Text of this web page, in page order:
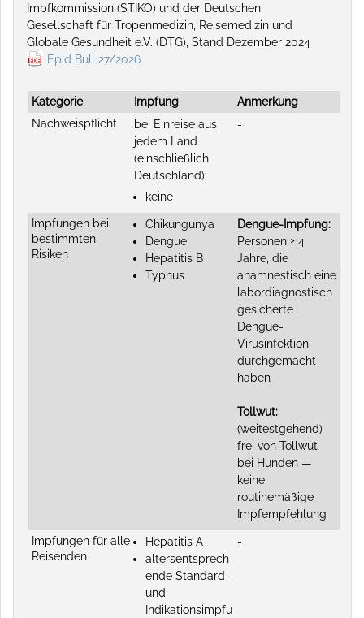
Impfkommission (STIKO) und der Deutschen
Gesellschaft für Tropenmedizin, Reisemedizin und
Globale Gesundheit e.V. (DTG), Stand Dezember 2024
Epid Bull 27/2026
Kategorie Impfung
Anmerkung
Nachweispflicht
bei Einreise aus
jedem Land
(einschließlich
Deutschland):
keine
-
Impfungen bei
bestimmten
Risiken
Chikungunya
Dengue
Hepatitis B
Typhus
Dengue-Impfung:
Personen ≥ 4
Jahre, die
anamnestisch eine
labordiagnostisch
gesicherte
Dengue-
Virusinfektion
durchgemacht
haben
Tollwut:
(weitestgehend)
frei von Tollwut
bei Hunden —
keine
routinemäßige
Impfempfehlung
Impfungen für alle
Reisenden
Hepatitis A
altersentsprech
ende Standard-
und
Indikationsimpfu
-